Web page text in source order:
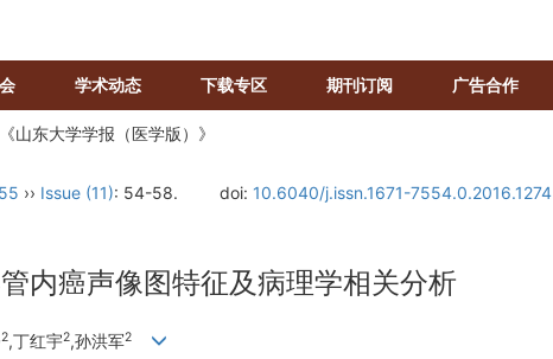
学术动态 下载专区 期刊订阅 广告合作
山东大学学报（医学版）》
›› Issue (11): 54-58. doi: 10.6040/j.issn.1671-7554.0.2016.1274
内癌声像图特征及病理学相关分析
,丁红宇2,孙洪军2